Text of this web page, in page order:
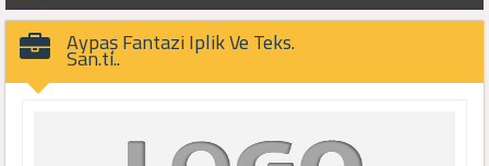
Aypaş Fantazi Iplik Ve Teks.
San.ti..